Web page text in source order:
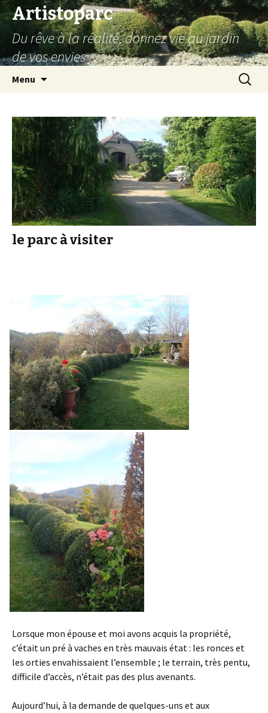
Artistoparc
Du rêve à la réalité, donnez vie au jardin
de vos envies
Menu
principal
le parc à visiter
Lorsque mon épouse et moi avons acquis la propriété,
c’était un pré à vaches en très mauvais état : les ronces et
les orties envahissaient l’ensemble ; le terrain, très pentu,
difficile d’accès, n’était pas des plus avenants.
Aujourd’hui, à la demande de quelques-uns et aux